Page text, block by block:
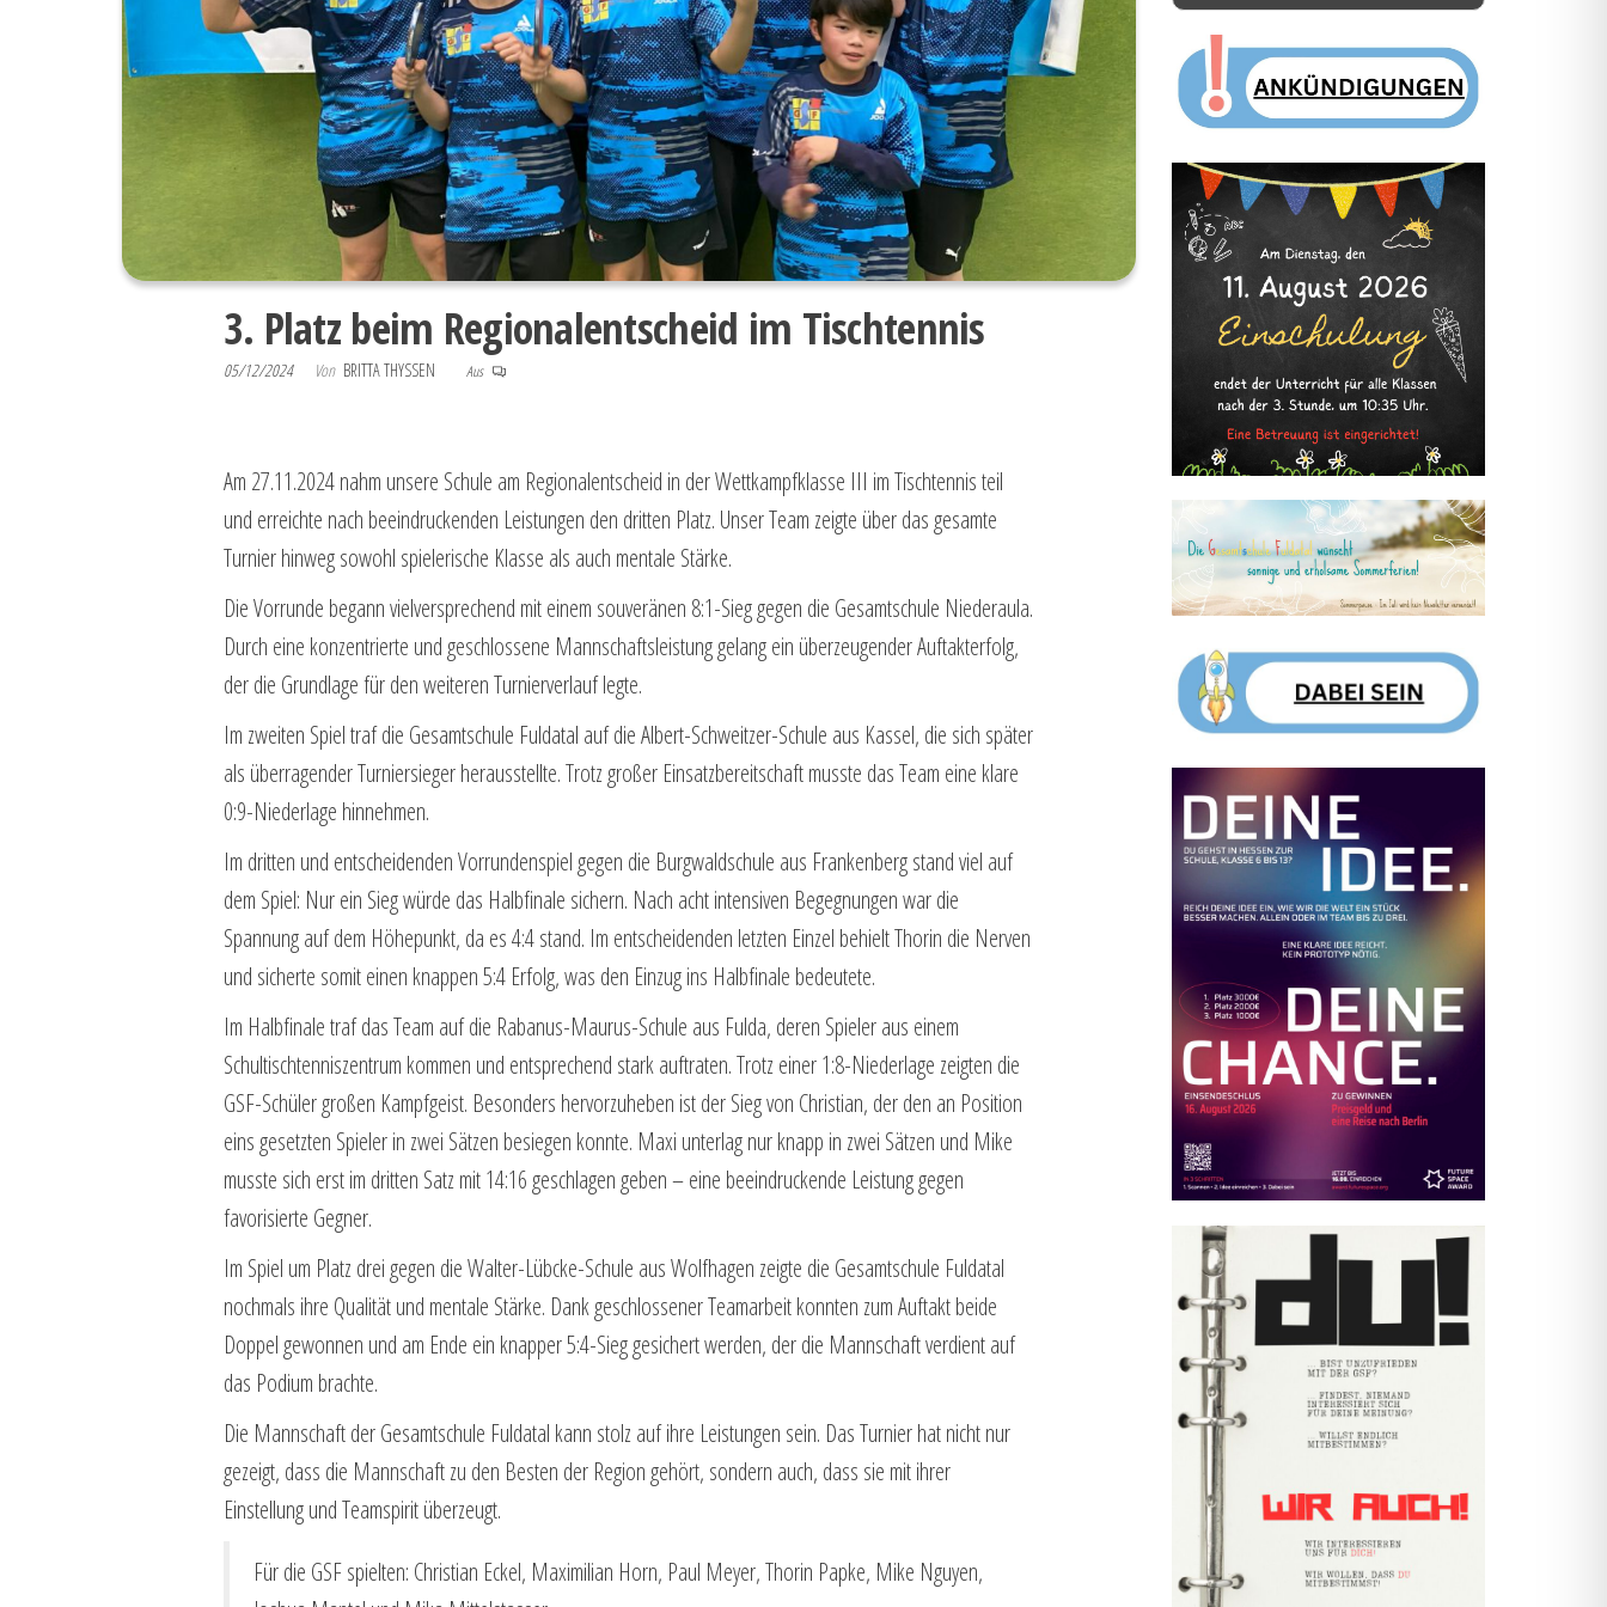
3. Platz beim Regionalentscheid im Tischtennis
05/12/2024 Von BRITTA THYSSEN Aus
Am 27.11.2024 nahm unsere Schule am Regionalentscheid in der Wettkampfklasse III im Tischtennis teil
und erreichte nach beeindruckenden Leistungen den dritten Platz. Unser Team zeigte über das gesamte
Turnier hinweg sowohl spielerische Klasse als auch mentale Stärke.
Die Vorrunde begann vielversprechend mit einem souveränen 8:1-Sieg gegen die Gesamtschule Niederaula.
Durch eine konzentrierte und geschlossene Mannschaftsleistung gelang ein überzeugender Auftakterfolg,
der die Grundlage für den weiteren Turnierverlauf legte.
Im zweiten Spiel traf die Gesamtschule Fuldatal auf die Albert-Schweitzer-Schule aus Kassel, die sich später
als überragender Turniersieger herausstellte. Trotz großer Einsatzbereitschaft musste das Team eine klare
0:9-Niederlage hinnehmen.
Im dritten und entscheidenden Vorrundenspiel gegen die Burgwaldschule aus Frankenberg stand viel auf
dem Spiel: Nur ein Sieg würde das Halbfinale sichern. Nach acht intensiven Begegnungen war die
Spannung auf dem Höhepunkt, da es 4:4 stand. Im entscheidenden letzten Einzel behielt Thorin die Nerven
und sicherte somit einen knappen 5:4 Erfolg, was den Einzug ins Halbfinale bedeutete.
Im Halbfinale traf das Team auf die Rabanus-Maurus-Schule aus Fulda, deren Spieler aus einem
Schultischtenniszentrum kommen und entsprechend stark auftraten. Trotz einer 1:8-Niederlage zeigten die
GSF-Schüler großen Kampfgeist. Besonders hervorzuheben ist der Sieg von Christian, der den an Position
eins gesetzten Spieler in zwei Sätzen besiegen konnte. Maxi unterlag nur knapp in zwei Sätzen und Mike
musste sich erst im dritten Satz mit 14:16 geschlagen geben – eine beeindruckende Leistung gegen
favorisierte Gegner.
Im Spiel um Platz drei gegen die Walter-Lübcke-Schule aus Wolfhagen zeigte die Gesamtschule Fuldatal
nochmals ihre Qualität und mentale Stärke. Dank geschlossener Teamarbeit konnten zum Auftakt beide
Doppel gewonnen und am Ende ein knapper 5:4-Sieg gesichert werden, der die Mannschaft verdient auf
das Podium brachte.
Die Mannschaft der Gesamtschule Fuldatal kann stolz auf ihre Leistungen sein. Das Turnier hat nicht nur
gezeigt, dass die Mannschaft zu den Besten der Region gehört, sondern auch, dass sie mit ihrer
Einstellung und Teamspirit überzeugt.
Für die GSF spielten: Christian Eckel, Maximilian Horn, Paul Meyer, Thorin Papke, Mike Nguyen,